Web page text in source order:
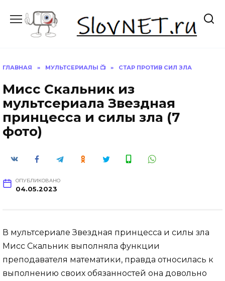
содержанию
ГЛАВНАЯ » МУЛЬТСЕРИАЛЫ 📺 » СТАР ПРОТИВ СИЛ ЗЛА
Мисс Скальник из
мультсериала Звездная
принцесса и силы зла (7
фото)
ОПУБЛИКОВАНО
04.05.2023
В мультсериале Звездная принцесса и силы зла
Мисс Скальник выполняла функции
преподавателя математики, правда относилась к
выполнению своих обязанностей она довольно